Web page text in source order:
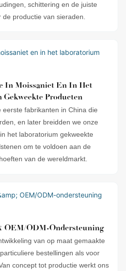
schittering en de juiste
productie van sieraden.
In Moissaniet En In Het
Producten
fabrikanten in China die
en later breidden we onze
het laboratorium gekweekte
om te voldoen aan de
van de wereldmarkt.
OEM/ODM-Ondersteuning
van op maat gemaakte
bestellingen als voor
concept tot productie werkt ons